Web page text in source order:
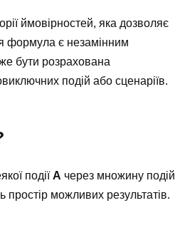
ймовірностей, яка дозволяє
формула є незамінним
бути розрахована
подій або сценаріїв.
подіїA через множину подій
простір можливих результатів.